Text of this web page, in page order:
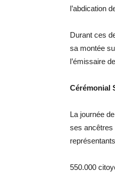
l’abdication
Durant ces
sa montée
l’émissaire
Cérémonial
La journée
ses ancêtres
550.000